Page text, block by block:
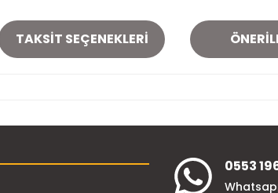
TAKSIT SEÇENEKLERI
siz yapın! 0553